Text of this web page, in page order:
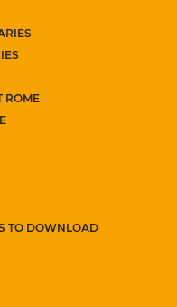
ROME
TO DOWNLOAD